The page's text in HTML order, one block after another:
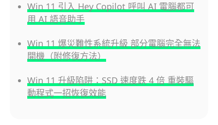
Win 11 引入 Hey Copilot 呼叫 AI 電腦都可
用 AI 語音助手
Win 11 爆災難性系統升級 部分電腦完全無法
開機（附修復方法）
Win 11 升級陷阱：SSD 速度跌 4 倍 重裝驅
動程式一招恢復效能